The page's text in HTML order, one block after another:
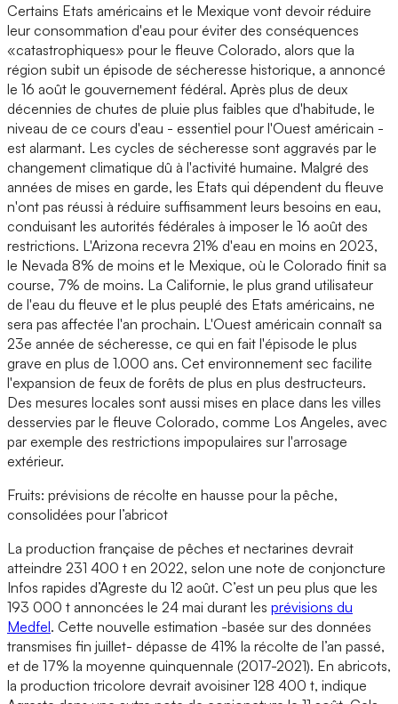
Certains Etats américains et le Mexique vont devoir réduire
leur consommation d'eau pour éviter des conséquences
«catastrophiques» pour le fleuve Colorado, alors que la
région subit un épisode de sécheresse historique, a annoncé
le 16 août le gouvernement fédéral. Après plus de deux
décennies de chutes de pluie plus faibles que d'habitude, le
niveau de ce cours d'eau - essentiel pour l'Ouest américain -
est alarmant. Les cycles de sécheresse sont aggravés par le
changement climatique dû à l'activité humaine. Malgré des
années de mises en garde, les Etats qui dépendent du fleuve
n'ont pas réussi à réduire suffisamment leurs besoins en eau,
conduisant les autorités fédérales à imposer le 16 août des
restrictions. L'Arizona recevra 21% d'eau en moins en 2023,
le Nevada 8% de moins et le Mexique, où le Colorado finit sa
course, 7% de moins. La Californie, le plus grand utilisateur
de l'eau du fleuve et le plus peuplé des Etats américains, ne
sera pas affectée l'an prochain. L'Ouest américain connaît sa
23e année de sécheresse, ce qui en fait l'épisode le plus
grave en plus de 1.000 ans. Cet environnement sec facilite
l'expansion de feux de forêts de plus en plus destructeurs.
Des mesures locales sont aussi mises en place dans les villes
desservies par le fleuve Colorado, comme Los Angeles, avec
par exemple des restrictions impopulaires sur l'arrosage
extérieur.
Fruits: prévisions de récolte en hausse pour la pêche,
consolidées pour l’abricot
La production française de pêches et nectarines devrait
atteindre 231 400 t en 2022, selon une note de conjoncture
Infos rapides d’Agreste du 12 août. C’est un peu plus que les
193 000 t annoncées le 24 mai durant les prévisions du
Medfel. Cette nouvelle estimation -basée sur des données
transmises fin juillet- dépasse de 41% la récolte de l’an passé,
et de 17% la moyenne quinquennale (2017-2021). En abricots,
la production tricolore devrait avoisiner 128 400 t, indique